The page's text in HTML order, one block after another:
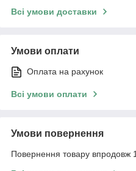
Всі умови доставки
Умови оплати
Оплата на рахунок
Всі умови оплати
Умови повернення
Повернення товару впродовж